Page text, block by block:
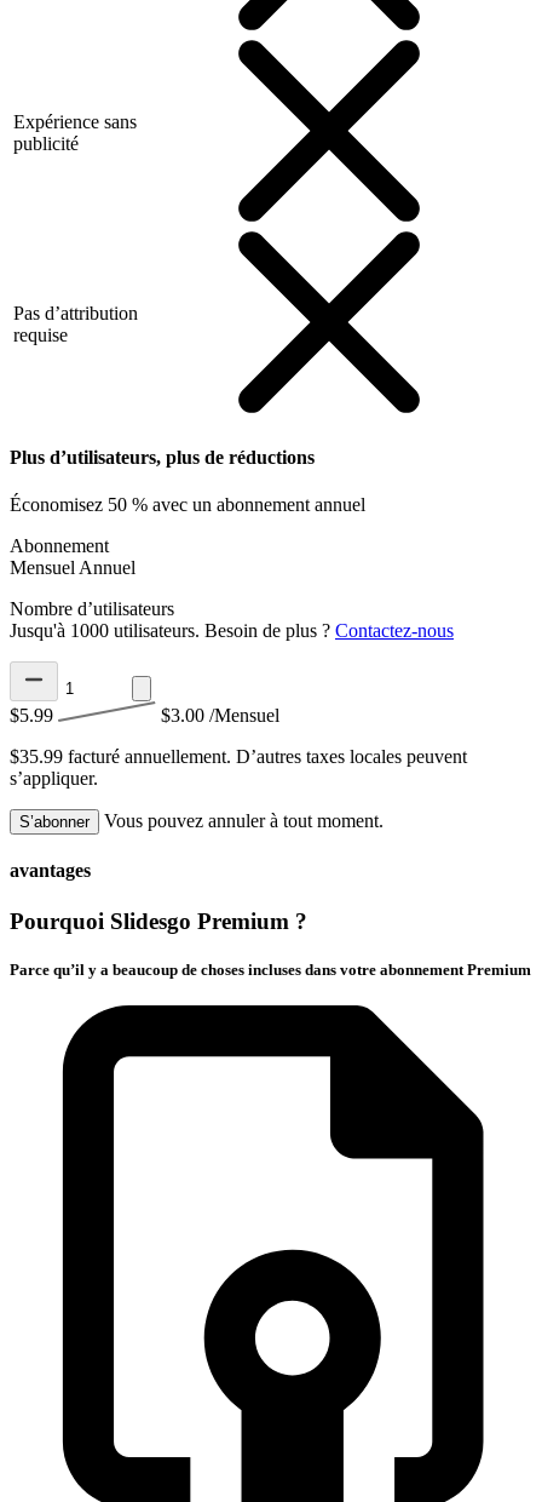
Expérience sans
publicité
Pas d’attribution
requise
Plus d’utilisateurs, plus de réductions
Économisez 50 % avec un abonnement annuel
Abonnement
Mensuel Annuel
Nombre d’utilisateurs
Jusqu'à 1000 utilisateurs. Besoin de plus ? Contactez-nous
$5.99 $3.00 /Mensuel
$35.99 facturé annuellement. D’autres taxes locales peuvent
s’appliquer.
S’abonner Vous pouvez annuler à tout moment.
avantages
Pourquoi Slidesgo Premium ?
Parce qu’il y a beaucoup de choses incluses dans votre abonnement Premium